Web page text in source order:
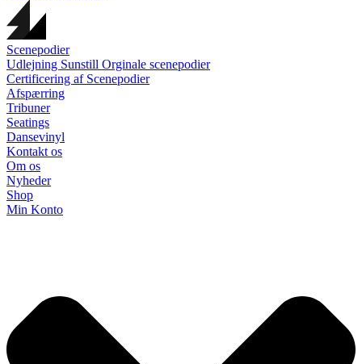
Scenepodier
Udlejning Sunstill Orginale scenepodier
Certificering af Scenepodier
Afspærring
Tribuner
Seatings
Dansevinyl
Kontakt os
Om os
Nyheder
Shop
Min Konto